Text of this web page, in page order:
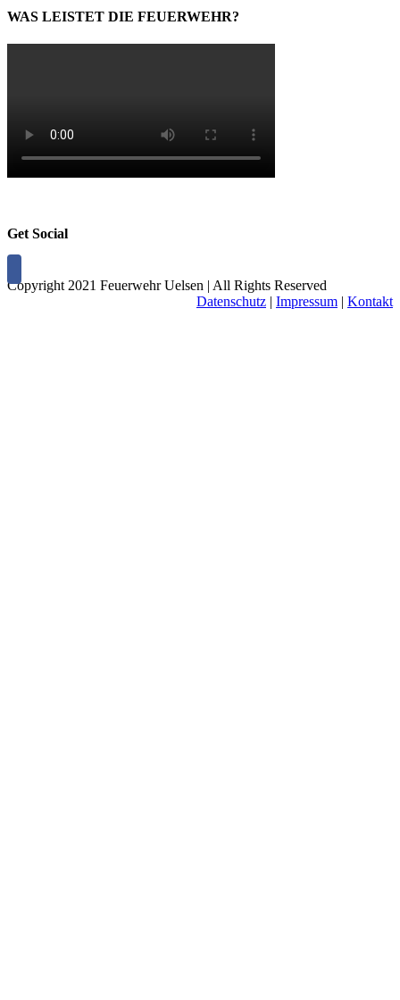
WAS LEISTET DIE FEUERWEHR?
Get Social
Copyright 2021 Feuerwehr Uelsen | All Rights Reserved
Datenschutz | Impressum | Kontakt